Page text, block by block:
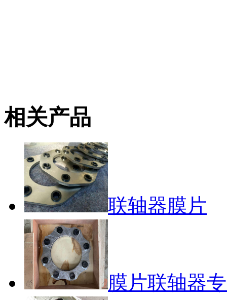
相关产品
联轴器膜片
膜片联轴器